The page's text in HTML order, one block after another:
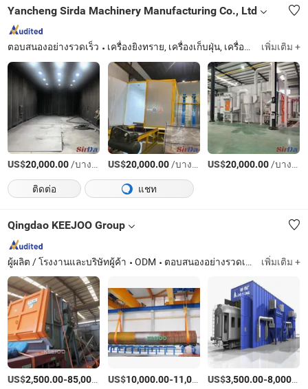
Yancheng Sirda Machinery Manufacturing Co., Ltd
ตอบสนองอย่างรวดเร็ว เครื่องยิงทราย, เครื่องเก็บฝุ่น, เครื่องพ่นทราย เพิ่มเติม +
US$20,000.00/บางส่วน US$20,000.00/บางส่วน US$20,000.00/บางส่วน
ติดต่อ
แชท
Qingdao KEEJOO Group
ผู้ผลิต / โรงงานและบริษัทผู้ค้า ODM ตอบสนองอย่างรวดเร็ว เพิ่มเติม +
US$2,500.00-85,000.00 /เตรียมตัว
US$10,000.00-11,000.00 /Set
US$3,500.00-8,000.00